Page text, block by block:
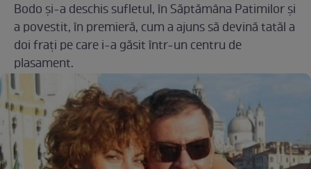
Bodo şi-a deschis sufletul, în Săptămâna Patimilor şi
a povestit, în premieră, cum a ajuns să devină tatăl a
doi fraţi pe care i-a găsit într-un centru de
plasament.